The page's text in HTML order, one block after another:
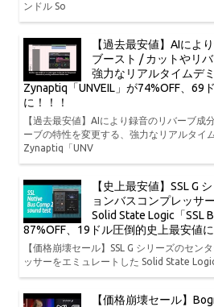
ンドル So
【過去最安値】AIによ
ブースト / カットやリ
強力なリアルタイムデ
Zynaptiq「UNVEIL」が74%OFF、69
に！！！
【過去最安値】AIにより録音のリバーブ成
ーブの特性を変更する、強力なリアルタイ
Zynaptiq「UNV
【史上最安値】SSL G
ョンバスコンプレッサ
Solid State Logic「SSL
87%OFF、19ドル圧倒的史上最安値に
【価格崩壊セール】SSL G シリーズのセン
ッサーをエミュレートした Solid State
【価格崩壊セール】